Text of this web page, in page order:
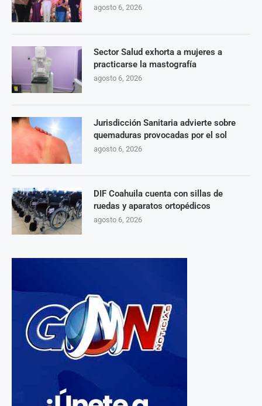
agosto 6, 2026
Sector Salud exhorta a mujeres a
practicarse la mastografía
agosto 6, 2026
Jurisdicción Sanitaria advierte sobre
quemaduras provocadas por el sol
agosto 6, 2026
DIF Coahuila cuenta con sillas de
ruedas y aparatos ortopédicos
agosto 6, 2026